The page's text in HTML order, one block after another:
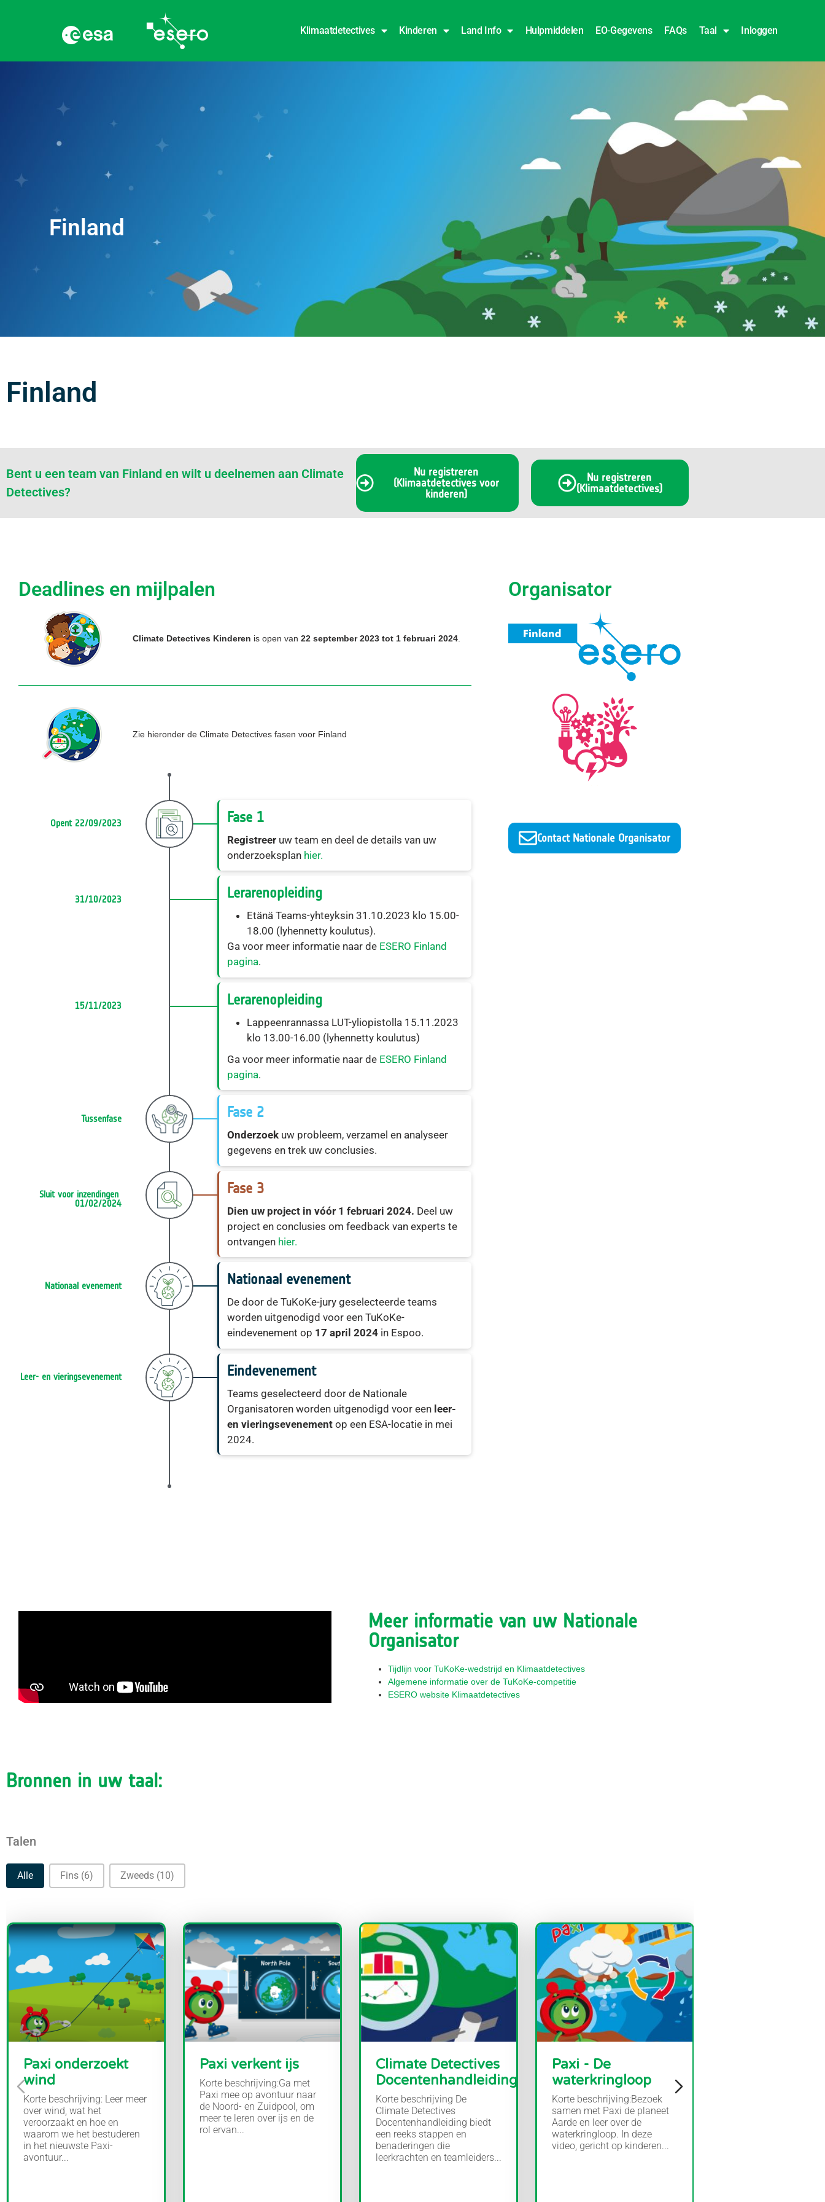
Klimaatdetectives Kinderen Land Info Hulpmiddelen EO-Gegevens FAQs Taal Inloggen
Finland
Finland
Bent u een team van Finland en wilt u deelnemen aan Climate
Detectives?
Nu registreren
(Klimaatdetectives voor
kinderen)
Nu registreren
(Klimaatdetectives)
Deadlines en mijlpalen
Climate Detectives Kinderen is open van 22 september 2023 tot 1 februari 2024.
Zie hieronder de Climate Detectives fasen voor Finland
Opent 22/09/2023 Fase 1
Registreeruw team en deel de details van uw
onderzoeksplan hier.
31/10/2023 Lerarenopleiding
Etänä Teams-yhteyksin 31.10.2023 klo 15.00-
18.00 (lyhennetty koulutus).
Ga voor meer informatie naar de ESERO Finland
pagina.
15/11/2023 Lerarenopleiding
Lappeenrannassa LUT-yliopistolla 15.11.2023
klo 13.00-16.00 (lyhennetty koulutus)
Ga voor meer informatie naar de ESERO Finland
pagina.
Tussenfase Fase 2
Onderzoek uw probleem, verzamel en analyseer
gegevens en trek uw conclusies.
Sluit voor inzendingen
01/02/2024
Fase 3
Dien uw project in vóór 1 februari 2024. Deel uw
project en conclusies om feedback van experts te
ontvangen hier.
Nationaal evenement Nationaal evenement
De door de TuKoKe-jury geselecteerde teams
worden uitgenodigd voor een TuKoKe-
eindevenement op 17 april 2024in Espoo.
Leer- en vieringsevenement Eindevenement
Teams geselecteerd door de Nationale
Organisatoren worden uitgenodigd voor een leer-
en vieringsevenementop een ESA-locatie in mei
2024.
Organisator
Contact Nationale Organisator
Meer informatie van uw Nationale
Organisator
Tijdlijn voor TuKoKe-wedstrijd en Klimaatdetectives
Algemene informatie over de TuKoKe-competitie
ESERO website Klimaatdetectives
Bronnen in uw taal:
Talen
Talen
Alle Fins (6) Zweeds (10)
Paxi onderzoekt
wind
Korte beschrijving: Leer meer
over wind, wat het
veroorzaakt en hoe en
waarom we het bestuderen
in het nieuwste Paxi-
avontuur...
Paxi verkent ijs
Korte beschrijving:Ga met
Paxi mee op avontuur naar
de Noord- en Zuidpool, om
meer te leren over ijs en de
rol ervan...
Climate Detectives
Docentenhandleiding
Korte beschrijving De
Climate Detectives
Docentenhandleiding biedt
een reeks stappen en
benaderingen die
leerkrachten en teamleiders...
Paxi - De
waterkringloop
Korte beschrijving:Bezoek
samen met Paxi de planeet
Aarde en leer over de
waterkringloop. In deze
video, gericht op kinderen...